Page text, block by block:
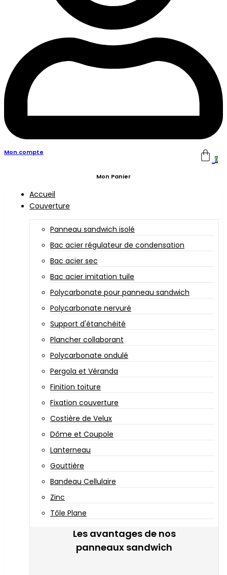
Mon compte
0
Mon Panier
Accueil
Couverture
Panneau sandwich isolé
Bac acier régulateur de condensation
Bac acier sec
Bac acier imitation tuile
Polycarbonate pour panneau sandwich
Polycarbonate nervuré
Support d'étanchéité
Plancher collaborant
Polycarbonate ondulé
Pergola et Véranda
Finition toiture
Fixation couverture
Costière de Velux
Dôme et Coupole
Lanterneau
Gouttière
Bandeau Cellulaire
Zinc
Tôle Plane
Les avantages de nos
panneaux sandwich